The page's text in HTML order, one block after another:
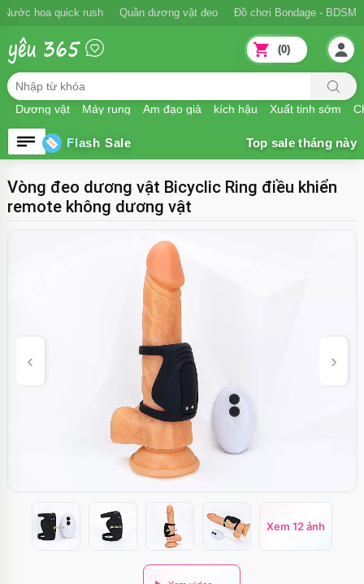
Nước hoa quick rush Quần dương vật đeo Đồ chơi Bondage - BDSM
Dương vật Máy rung Âm đạo giả kích hậu Xuất tinh sớm
(0)
Flash Sale
Vòng đeo dương vật Bicyclic Ring điều khiển
remote không dương vật
Xem 12 ảnh